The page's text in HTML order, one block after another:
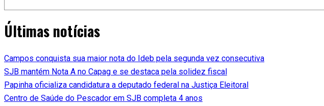
Últimas notícias
Campos conquista sua maior nota do Ideb pela segunda vez consecutiva
SJB mantém Nota A no Capag e se destaca pela solidez fiscal
Papinha oficializa candidatura a deputado federal na Justiça Eleitoral
Centro de Saúde do Pescador em SJB completa 4 anos